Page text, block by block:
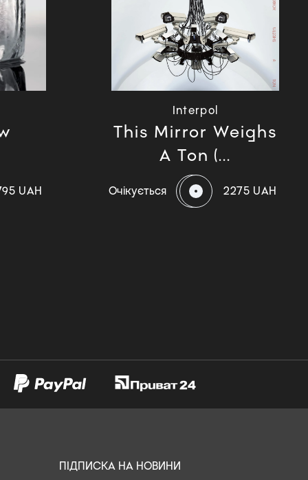
UAH
Interpol
This Mirror Weighs
A Ton (...
Очікується 2275 UAH
ПІДПИСКА НА НОВИНИ